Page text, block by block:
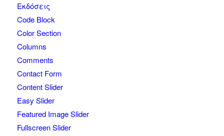
Εκδόσεις
Code Block
Color Section
Columns
Comments
Contact Form
Content Slider
Easy Slider
Featured Image Slider
Fullscreen Slider